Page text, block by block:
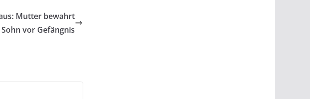
Mutter bewahrt
Sohn vor Gefängnis